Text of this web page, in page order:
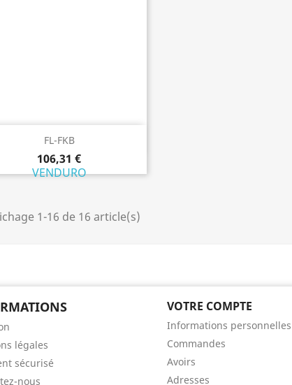
FL-FKB
106,31 €
VENDURO
Aperçu rapide
1-16 de 16 article(s)
légales
sécurisé
nous
VOTRE COMPTE
Informations personnelles
Commandes
Avoirs
Adresses